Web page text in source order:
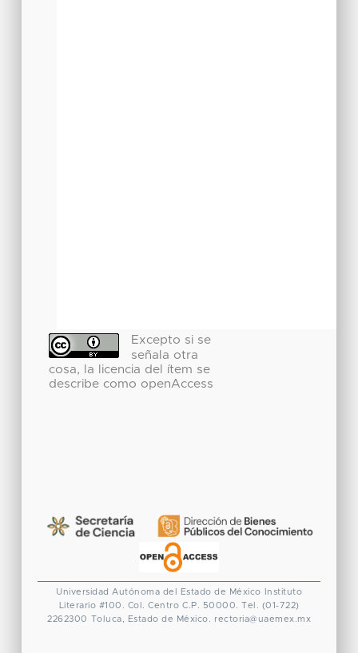
Excepto si se
señala otra
cosa, la licencia del ítem se
describe como openAccess
Universidad Autónoma del Estado de México
Instituto
Literario #100. Col. Centro C.P. 50000. Tel. (01-722)
2262300 Toluca, Estado de México. rectoria@uaemex.mx